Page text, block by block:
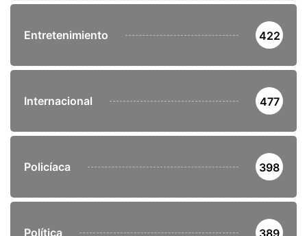
Entretenimiento 422
Internacional 477
Policíaca 398
Política